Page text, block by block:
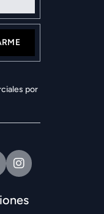
por
Intagram